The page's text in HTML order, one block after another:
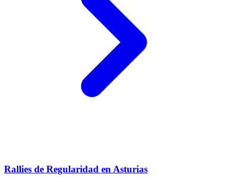
Rallies de Regularidad en Asturias